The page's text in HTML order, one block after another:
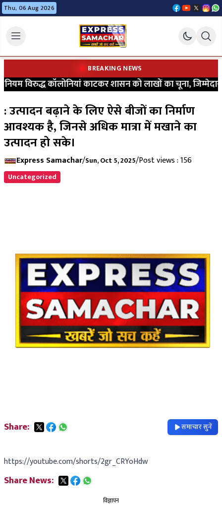
Thu, 06 Aug 2026
BREAKING NEWS
विरुद्ध कॉलोनियां काटकर शासन को लाखों का चूना, जिम्मेदारों
: उत्पादन बढ़ाने के लिए ऐसे बीजों का निर्माण
आवश्यक है, जिनसे अधिक मात्रा में मखाने का
उत्पादन हो सके।
Express Samachar/Sun, Oct 5, 2025/Post views : 156
Uncategorized
Share: समाचार सुनें
https://youtube.com/shorts/2gr_CRYoHdw
Share News:
विज्ञापन